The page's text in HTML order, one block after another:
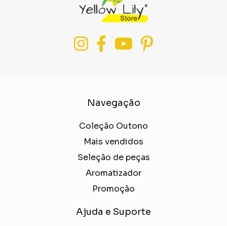
Navegação
Coleção Outono
Mais vendidos
Seleção de peças
Aromatizador
Promoção
Ajuda e Suporte